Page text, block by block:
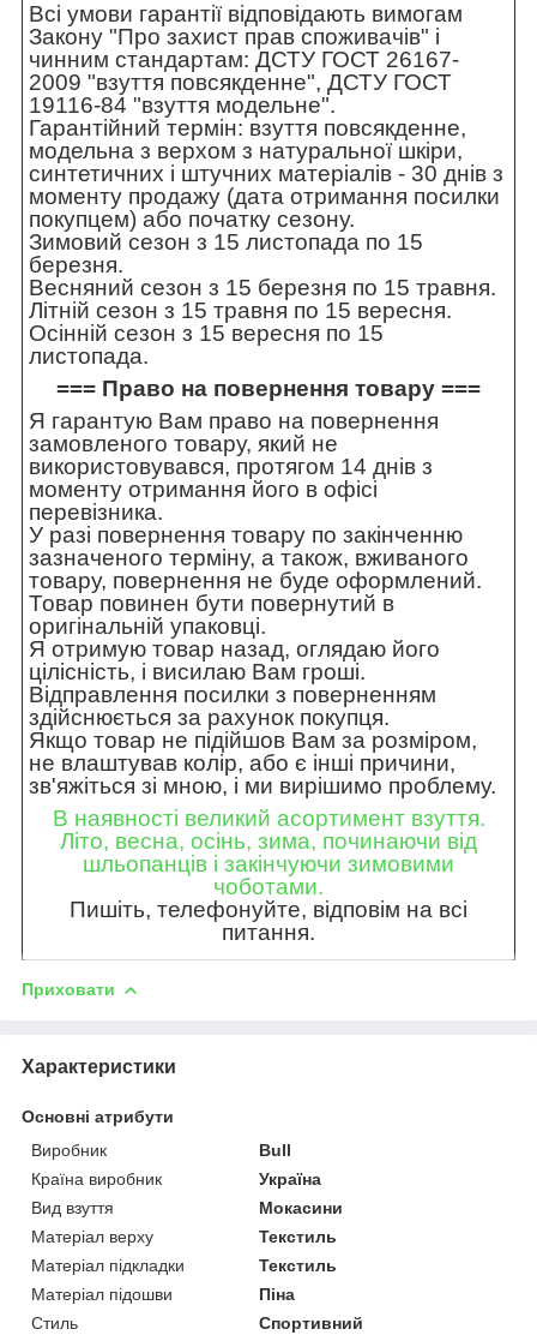
Всі умови гарантії відповідають вимогам
Закону "Про захист прав споживачів" і
чинним стандартам: ДСТУ ГОСТ 26167-
2009 "взуття повсякденне", ДСТУ ГОСТ
19116-84 "взуття модельне".
Гарантійний термін: взуття повсякденне,
модельна з верхом з натуральної шкіри,
синтетичних і штучних матеріалів - 30 днів з
моменту продажу (дата отримання посилки
покупцем) або початку сезону.
Зимовий сезон з 15 листопада по 15
березня.
Весняний сезон з 15 березня по 15 травня.
Літній сезон з 15 травня по 15 вересня.
Осінній сезон з 15 вересня по 15
листопада.
=== Право на повернення товару ===
Я гарантую Вам право на повернення
замовленого товару, який не
використовувався, протягом 14 днів з
моменту отримання його в офісі
перевізника.
У разі повернення товару по закінченню
зазначеного терміну, а також, вживаного
товару, повернення не буде оформлений.
Товар повинен бути повернутий в
оригінальній упаковці.
Я отримую товар назад, оглядаю його
цілісність, і висилаю Вам гроші.
Відправлення посилки з поверненням
здійснюється за рахунок покупця.
Якщо товар не підійшов Вам за розміром,
не влаштував колір, або є інші причини,
зв'яжіться зі мною, і ми вирішимо проблему.
В наявності великий асортимент взуття.
Літо, весна, осінь, зима, починаючи від
шльопанців і закінчуючи зимовими
чоботами.
Пишіть, телефонуйте, відповім на всі
питання.
Приховати
Характеристики
Основні атрибути
Виробник
Bull
Країна виробник
Україна
Вид взуття
Мокасини
Матеріал верху
Текстиль
Матеріал підкладки
Текстиль
Матеріал підошви
Піна
Стиль
Спортивний